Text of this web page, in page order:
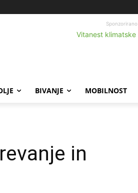
Sponzorirano
BIVANJE MOBILNOST
in